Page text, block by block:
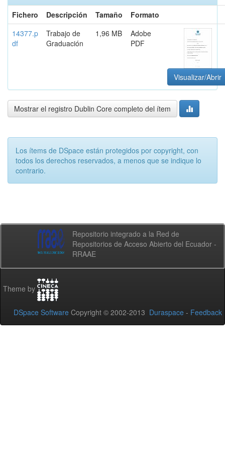
Fichero
Descripción Tamaño
Formato
14377.p
df
Trabajo de
Graduación
1,96 MB
Adobe
PDF
Visualizar/Abrir
Mostrar el registro Dublin Core completo del ítem
Los ítems de DSpace están protegidos por copyright, con
todos los derechos reservados, a menos que se indique lo
contrario.
Repositorio integrado a la Red de
Repositorios de Acceso Abierto del Ecuador -
RRAAE
Theme by
DSpace Software Copyright © 2002-2013 Duraspace - Feedback